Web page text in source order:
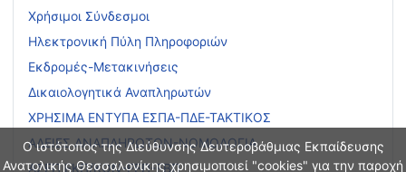
Ο ιστότοπος της Διεύθυνσης Δευτεροβάθμιας Εκπαίδευσης
Ανατολικής Θεσσαλονίκης χρησιμοποιεί "cookies" για την παροχή
Χρήσιμοι Σύνδεσμοι
Ηλεκτρονική Πύλη Πληροφοριών
Εκδρομές-Μετακινήσεις
Δικαιολογητικά Αναπληρωτών
ΧΡΗΣΙΜΑ ΕΝΤΥΠΑ ΕΣΠΑ-ΠΔΕ-ΤΑΚΤΙΚΟΣ
ΑΔΕΙΕΣ ΑΝΑΠΛΗΡΩΤΩΝ-ΝΟΜΟΛΟΓΙΑ
ΑΣΕΠ ΕΚΠ/ΚΩΝ-ΕΕΠ-ΕΒΠ